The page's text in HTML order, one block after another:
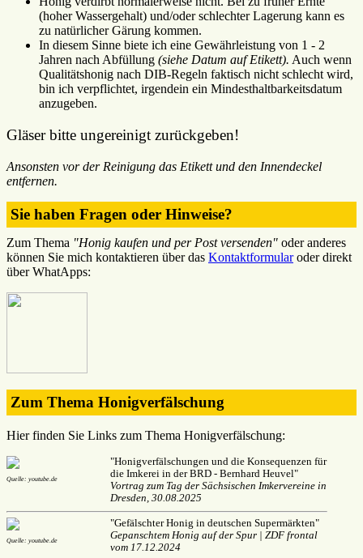
(hoher Wassergehalt) und/oder schlechter Lagerung kann es
zu natürlicher Gärung kommen.
In diesem Sinne biete ich eine Gewährleistung von 1 - 2
Jahren nach Abfüllung (siehe Datum auf Etikett). Auch wenn
Qualitätshonig nach DIB-Regeln faktisch nicht schlecht wird,
bin ich verpflichtet, irgendein ein Mindesthaltbarkeitsdatum
anzugeben.
Gläser bitte ungereinigt zurückgeben!
Ansonsten vor der Reinigung das Etikett und den Innendeckel
entfernen.
Sie haben Fragen oder Hinweise?
Zum Thema "Honig kaufen und per Post versenden" oder anderes
können Sie mich kontaktieren über das Kontaktformularoder direkt
über WhatApps:
Zum Thema Honigverfälschung
Hier finden Sie Links zum Thema Honigverfälschung:
Quelle: youtube.de
"Honigverfälschungen und die Konsequenzen für
die Imkerei in der BRD - Bernhard Heuvel"
Vortrag zum Tag der Sächsischen Imkervereine in
Dresden, 30.08.2025
Quelle: youtube.de
"Gefälschter Honig in deutschen Supermärkten"
Gepanschtem Honig auf der Spur | ZDF frontal
vom 17.12.2024